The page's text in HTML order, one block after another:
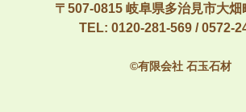
〒507-0815 岐阜県多治見市大畑
TEL: 0120-281-569 /0572-
©有限会社 石玉石材